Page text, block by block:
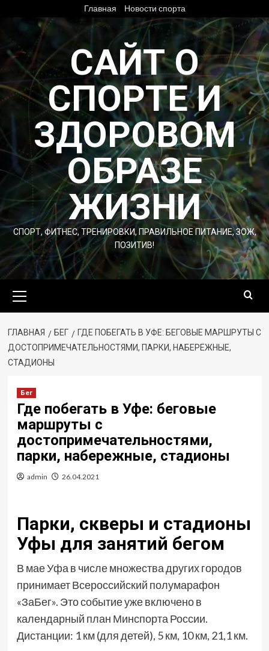
содержимому
Главная Новости спорта
САЙТ О
СПОРТЕ И
ЗДОРОВОМ
ОБРАЗЕ
ЖИЗНИ
СПОРТ, ФИТНЕС, ТРЕНИРОВКИ, ПРАВИЛЬНОЕ ПИТАНИЕ, ЗОЖ,
ПОЗИТИВ!
меню
ГЛАВНАЯ БЕГ
ГДЕ ПОБЕГАТЬ В УФЕ: БЕГОВЫЕ МАРШРУТЫ С
ДОСТОПРИМЕЧАТЕЛЬНОСТЯМИ, ПАРКИ, НАБЕРЕЖНЫЕ,
СТАДИОНЫ
Бег
Где побегать в Уфе: беговые
маршруты с
достопримечательностями,
парки, набережные, стадионы
admin 26.04.2021
Парки, скверы и стадионы
Уфы для занятий бегом
В мае Уфа в числе множества других городов
принимает Всероссийский полумарафон
«ЗаБег». Это событие уже включено в
календарный план Минспорта России.
Дистанции: 1 км (для детей), 5 км, 10 км, 21,1 км.